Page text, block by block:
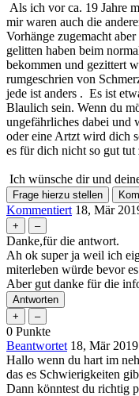
Emotionale
intensiv sein,
Sprich offen mit deiner
Sorgen, damit sie dich
Grenzen setzen: Es
Grenzen kennst und
unwohl oder gestresst
verlassen oder dich
Vertrauen in das
wird ein erfahrenes
Sicherheit von Mutter
ihr Fachwissen und
Letztendlich liegt die
Geburt deiner
Bauchgefühl und tue
Als ich vor ca. 19 Jahre
mir waren auch die
Vorhänge zugemacht
gelitten haben beim
bekommen und gezittert
rumgeschrien von
jede ist anders . Es ist
Blaulich sein. Wenn du
ungefährliches dabei und
oder eine Artzt wird dich
es für dich nicht so gut tut
Ich wünsche dir und
Kommentiert 18, Mär
Danke,für die antwort.
Ah ok super ja weil ich
miterleben würde bevor
Aber gut danke für die
0 Punkte
Beantwortet 18, Mär 2019
Hallo wenn du hart im
das es Schwierigkeiten
Dann könntest du richtig